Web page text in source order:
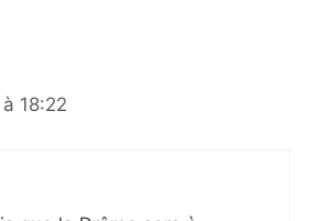
18:22